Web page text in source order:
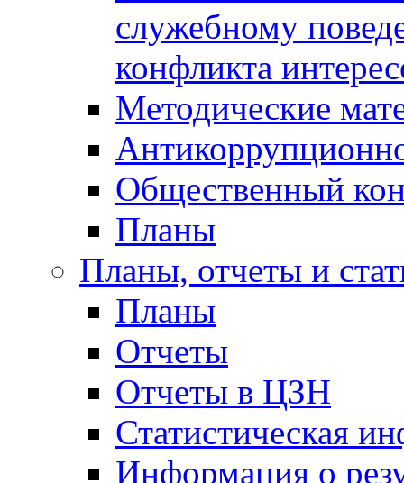
служебному
конфликта
Методические
Общественный
Планы
Планы, отчеты и
Планы
Отчеты
Отчеты в ЦЗН
Статистическая
Информация о